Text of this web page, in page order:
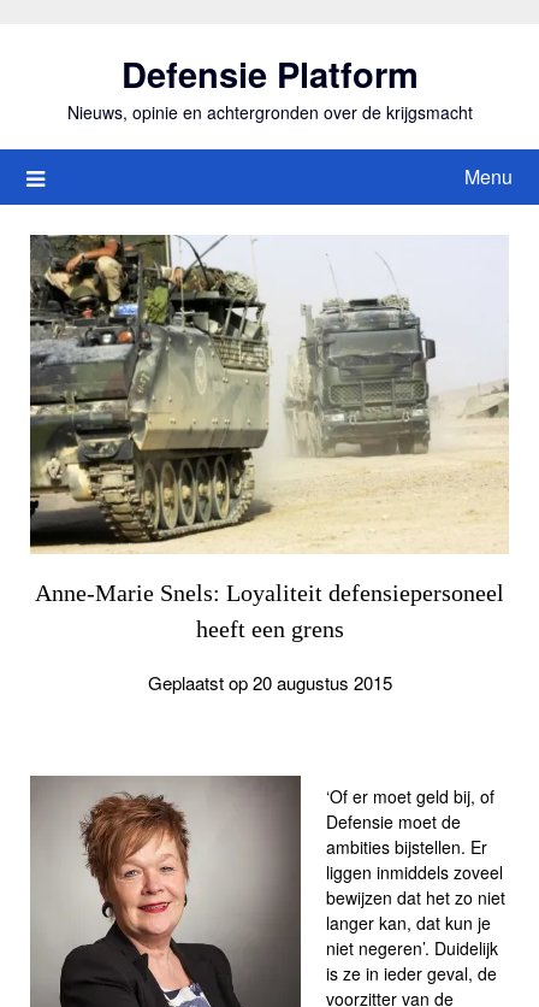
Defensie Platform
Nieuws, opinie en achtergronden over de krijgsmacht
Menu
Anne-Marie Snels: Loyaliteit defensiepersoneel
heeft een grens
Geplaatst op 20 augustus 2015
‘Of er moet geld bij, of
Defensie moet de
ambities bijstellen. Er
liggen inmiddels zoveel
bewijzen dat het zo niet
langer kan, dat kun je
niet negeren’. Duidelijk
is ze in ieder geval, de
voorzitter van de